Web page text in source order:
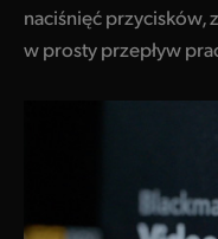
United States
naciśnięć przycisków,
w prosty przepływ